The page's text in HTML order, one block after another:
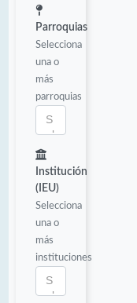
Parroquias
Selecciona
una o
más
parroquias
Institución
(IEU)
Selecciona
una o
más
instituciones